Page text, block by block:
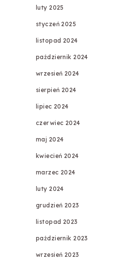
luty 2025
styczeń 2025
listopad 2024
październik 2024
wrzesień 2024
sierpień 2024
lipiec 2024
czerwiec 2024
maj 2024
kwiecień 2024
marzec 2024
luty 2024
grudzień 2023
listopad 2023
październik 2023
wrzesień 2023